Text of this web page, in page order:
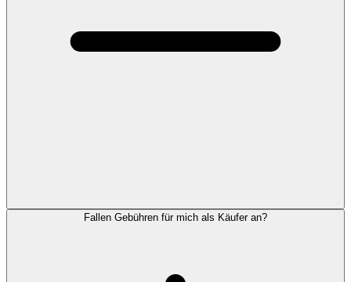
Fallen Gebühren für mich als Käufer an?